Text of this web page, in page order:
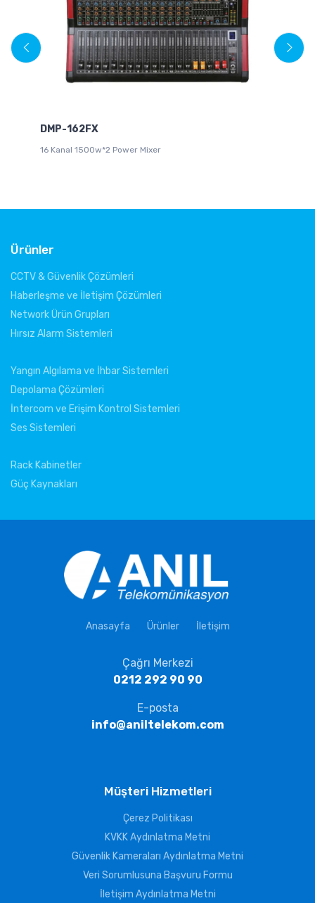
DMP-162FX
16 Kanal 1500w*2 Power Mixer
Ürünler
CCTV & Güvenlik Çözümleri
Haberleşme ve İletişim Çözümleri
Network Ürün Grupları
Hırsız Alarm Sistemleri
Yangın Algılama ve İhbar Sistemleri
Depolama Çözümleri
İntercom ve Erişim Kontrol Sistemleri
Ses Sistemleri
Rack Kabinetler
Güç Kaynakları
Anasayfa Ürünler İletişim
Çağrı Merkezi
0212 292 90 90
E-posta
info@aniltelekom.com
Müşteri Hizmetleri
Çerez Politikası
KVKK Aydınlatma Metni
Güvenlik Kameraları Aydınlatma Metni
Veri Sorumlusuna Başvuru Formu
İletişim Aydınlatma Metni